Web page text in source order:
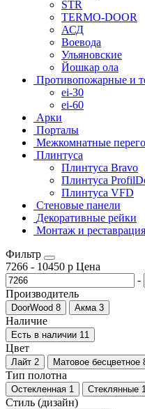
STR
TERMO-DOOR
АСД
Воевода
Ульяновские
Йошкар ола
Противопожарные и
ei-30
ei-60
Арки
Порталы
Межкомнатные
Плинтуса
Плинтуса Bravo
Плинтуса
Плинтуса VFD
Стеновые панели
Декоративные рейки
Монтаж и реставрация
Фильтр
7266 - 10450 р Цена
-
Производитель
DoorWood 8 Акма 3
Наличие
Есть в наличии 11
Цвет
Лайт 2 Матовое бесцветное
Тип полотна
Остекленная 1 Стеклянные
Стиль (дизайн)